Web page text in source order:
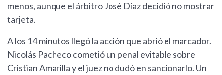
menos, aunque el árbitro José Díaz decidió no mostrar
tarjeta.
A los 14 minutos llegó la acción que abrió el marcador.
Nicolás Pacheco cometió un penal evitable sobre
Cristian Amarilla y el juez no dudó en sancionarlo. Un